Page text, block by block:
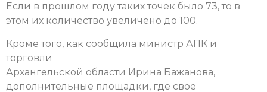
Если в прошлом году таких точек было 73, то в
этом их количество увеличено до 100.
Кроме того, как сообщила министр АПК и
торговли
Архангельской области Ирина Бажанова,
дополнительные площадки, где свое